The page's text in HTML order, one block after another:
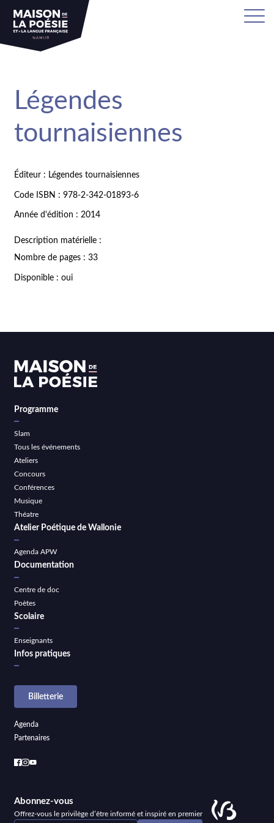
Légendes
tournaisiennes
Éditeur : Légendes tournaisiennes
Code ISBN : 978-2-342-01893-6
Année d'édition : 2014
Description matérielle :
Nombre de pages : 33
Disponible : oui
Programme
Slam
Tous les événements
Ateliers
Concours
Conférences
Musique
Théatre
Atelier Poétique de Wallonie
Agenda APW
Documentation
Centre de doc
Poètes
Scolaire
Enseignants
Infos pratiques
Billetterie
Agenda
Partenaires
Abonnez-vous
Offrez-vous le privilège d’être informé et inspiré en premier